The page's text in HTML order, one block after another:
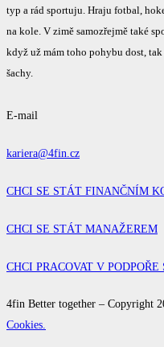
typ a rád sportuju. Hraju fotbal,
na kole. V zimě samozřejmě také
když už mám toho pohybu dost,
šachy.
E-mail
kariera@4fin.cz
CHCI SE STÁT FINANČNÍM
CHCI SE STÁT MANAŽEREM
CHCI PRACOVAT V PODPOŘE
4fin Better together – Copyright
Cookies.